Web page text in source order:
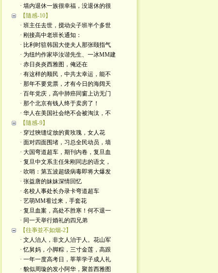
· 墙内退休一族很幸福，没退休的很
【隨感-10】
· 班主任去世，搅动尖子班半个多世
· 刚接高中老班长通知：
· 比利时驻韩国大使夫人那张颐指气
· 为纽约作家毕汝谐先生、一冰MM建
· 赤日炎炎西雅图，俺还在
· 有这样的顺民，中共太幸运，能不
· 那年不要党票，才有今日的海阔天
· 百年党庆，高中肺癌同窗上访无门
· 那个北京有钱人终于卖房了！
· 华人在美国社会绝不会被淘汰，不
【隨感-9】
· 穿过狹缝绽放的黄玫瑰，女人花
· 面对四面围堵，习总全民动员，墙
· 大国弯道超车，期刊内卷，复旦血
· 复旦中文系主任朱刚同志的语文，
· 吹哨：第五波超级病毒即将大爆发
· 张益唐的妹妹深情回忆
· 名校人事处长办录卡弯道超车
· 艺萌MM㸔过来，手套花
· 复旦血案，高处不胜寒！何不退一
· 同一天举行婚礼的四兄弟
【往亊並不如烟-2】
· 文人治人，非文人治于人。花山军
· 忆舅妈，小脚粽，三寸金莲，高跟
· 一年一度高考日，莘莘学子成人礼
· 貌似周璇的发小阿华，聚首西雅图